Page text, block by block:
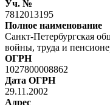
Уч. №
7812013195
Полное наименование
Санкт-Петербургская
войны, труда и
ОГРН
1027800008862
Дата ОГРН
29.11.2002
Адрес